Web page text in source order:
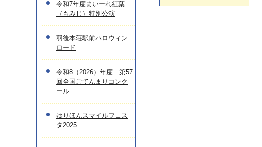
令和7年度まいーれ紅葉
（もみじ）特別公演
羽後本荘駅前ハロウィン
ロード
令和8（2026）年度 第57
回全国ごてんまりコンク
ール
ゆりほんスマイルフェス
タ2025